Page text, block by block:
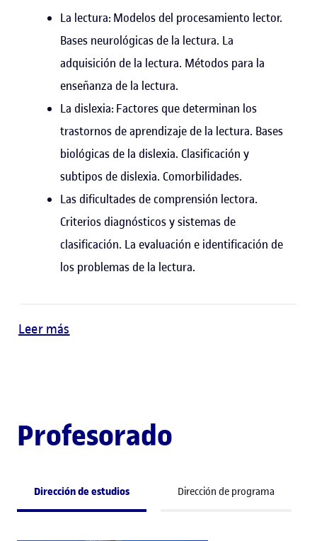
La lectura: Modelos del procesamiento lector.
Bases neurológicas de la lectura. La
adquisición de la lectura. Métodos para la
enseñanza de la lectura.
La dislexia: Factores que determinan los
trastornos de aprendizaje de la lectura. Bases
biológicas de la dislexia. Clasificación y
subtipos de dislexia. Comorbilidades.
Las dificultades de comprensión lectora.
Criterios diagnósticos y sistemas de
clasificación. La evaluación e identificación de
los problemas de la lectura.
Leer más
Profesorado
Dirección de estudios Dirección de programa